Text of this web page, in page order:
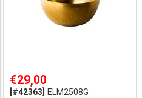
€29,00
[#42363]
ELM2508G